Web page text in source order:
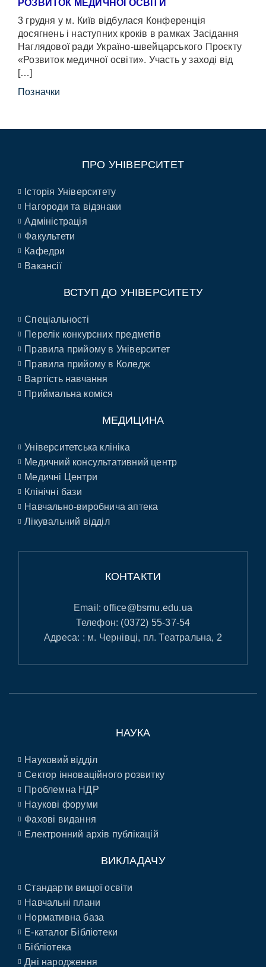
РОЗВИТОК МЕДИЧНОЇ ОСВІТИ
3 грудня у м. Київ відбулася Конференція
досягнень і наступних кроків в рамках Засідання
Наглядової ради Україно-швейцарського Проєкту
«Розвиток медичної освіти». Участь у заході від
[…]
Позначки
ПРО УНІВЕРСИТЕТ
Історія Університету
Нагороди та відзнаки
Адміністрація
Факультети
Кафедри
Вакансії
ВСТУП ДО УНІВЕРСИТЕТУ
Спеціальності
Перелік конкурсних предметів
Правила прийому в Університет
Правила прийому в Коледж
Вартість навчання
Приймальна коміся
МЕДИЦИНА
Університетська клініка
Медичний консультативний центр
Медичні Центри
Клінічні бази
Навчально-виробнича аптека
Лікувальний відділ
КОНТАКТИ
Email:office@bsmu.edu.ua
Телефон: (0372) 55-37-54
Адреса: : м. Чернівці, пл. Театральна, 2
НАУКА
Науковий відділ
Сектор інноваційного розвитку
Проблемна НДР
Наукові форуми
Фахові видання
Електронний архів публікацій
ВИКЛАДАЧУ
Стандарти вищої освіти
Навчальні плани
Нормативна база
E-каталог Бібліотеки
Бібліотека
Дні народження